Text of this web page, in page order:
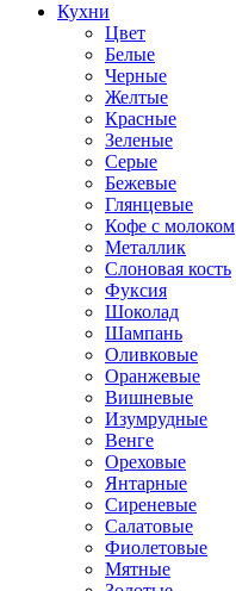
Кухни
Цвет
Белые
Черные
Желтые
Красные
Зеленые
Серые
Бежевые
Глянцевые
Кофе с молоком
Металлик
Слоновая кость
Фуксия
Шоколад
Шампань
Оливковые
Оранжевые
Вишневые
Изумрудные
Венге
Ореховые
Янтарные
Сиреневые
Салатовые
Фиолетовые
Мятные